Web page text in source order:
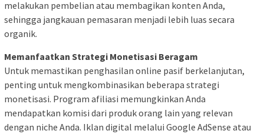
melakukan pembelian atau membagikan konten Anda,
sehingga jangkauan pemasaran menjadi lebih luas secara
organik.
Memanfaatkan Strategi Monetisasi Beragam
Untuk memastikan penghasilan online pasif berkelanjutan,
penting untuk mengkombinasikan beberapa strategi
monetisasi. Program afiliasi memungkinkan Anda
mendapatkan komisi dari produk orang lain yang relevan
dengan niche Anda. Iklan digital melalui Google AdSense atau